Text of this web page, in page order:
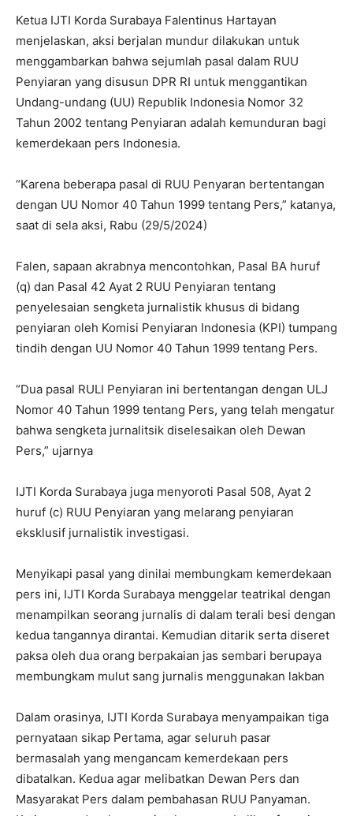
Ketua IJTI Korda Surabaya Falentinus Hartayan
menjelaskan, aksi berjalan mundur dilakukan untuk
menggambarkan bahwa sejumlah pasal dalam RUU
Penyiaran yang disusun DPR RI untuk menggantikan
Undang-undang (UU) Republik Indonesia Nomor 32
Tahun 2002 tentang Penyiaran adalah kemunduran bagi
kemerdekaan pers Indonesia.
“Karena beberapa pasal di RUU Penyaran bertentangan
dengan UU Nomor 40 Tahun 1999 tentang Pers,” katanya,
saat di sela aksi, Rabu (29/5/2024)
Falen, sapaan akrabnya mencontohkan, Pasal BA huruf
(q) dan Pasal 42 Ayat 2 RUU Penyiaran tentang
penyelesaian sengketa jurnalistik khusus di bidang
penyiaran oleh Komisi Penyiaran Indonesia (KPI) tumpang
tindih dengan UU Nomor 40 Tahun 1999 tentang Pers.
“Dua pasal RULI Penyiaran ini bertentangan dengan ULJ
Nomor 40 Tahun 1999 tentang Pers, yang telah mengatur
bahwa sengketa jurnalitsik diselesaikan oleh Dewan
Pers,” ujarnya
IJTI Korda Surabaya juga menyoroti Pasal 508, Ayat 2
huruf (c) RUU Penyiaran yang melarang penyiaran
eksklusif jurnalistik investigasi.
Menyikapi pasal yang dinilai membungkam kemerdekaan
pers ini, IJTI Korda Surabaya menggelar teatrikal dengan
menampilkan seorang jurnalis di dalam terali besi dengan
kedua tangannya dirantai. Kemudian ditarik serta diseret
paksa oleh dua orang berpakaian jas sembari berupaya
membungkam mulut sang jurnalis menggunakan lakban
Dalam orasinya, IJTI Korda Surabaya menyampaikan tiga
pernyataan sikap Pertama, agar seluruh pasar
bermasalah yang mengancam kemerdekaan pers
dibatalkan. Kedua agar melibatkan Dewan Pers dan
Masyarakat Pers dalam pembahasan RUU Panyaman.